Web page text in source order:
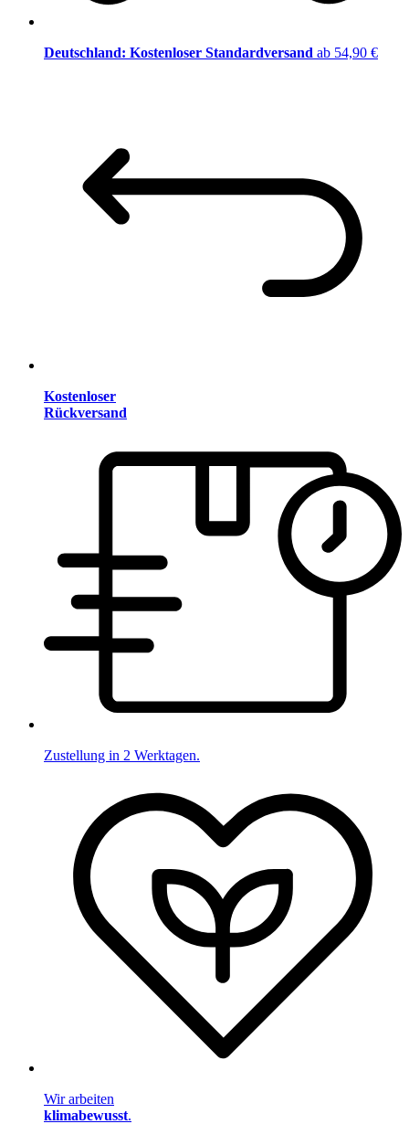
Deutschland: Kostenloser Standardversand ab 54,90 €
Kostenloser
Rückversand
Zustellung in 2 Werktagen.
Wir arbeiten
klimabewusst.